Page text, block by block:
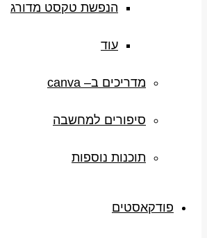
הנפשת טקסט מדורג
עוד
מדריכים ב– canva
סיפורים למחשבה
תוכנות נוספות
פודקאסטים